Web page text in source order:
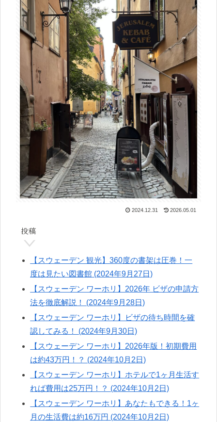
2024.12.31 2026.05.01
投稿
【スウェーデン 観光】360度の書架は圧巻！一
度は見たい図書館 (2024年9月27日)
【スウェーデン ワーホリ】2026年 ビザの申請方
法を徹底解説！ (2024年9月28日)
【スウェーデン ワーホリ】ビザの待ち時間を確
認してみる！ (2024年9月30日)
【スウェーデン ワーホリ】2026年版！初期費用
は約43万円！？ (2024年10月2日)
【スウェーデン ワーホリ】ホテルで1ヶ月生活す
れば費用は25万円！？ (2024年10月2日)
【スウェーデン ワーホリ】あなたもできる！1ヶ
月の生活費は約16万円 (2024年10月2日)